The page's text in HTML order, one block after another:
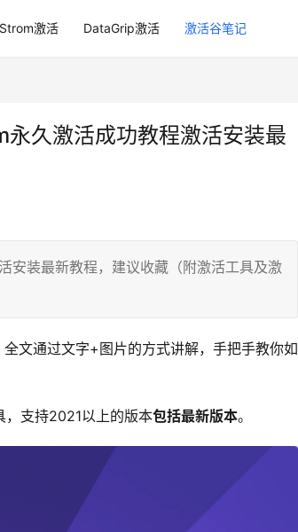
激活 DataGrip激活 激活谷笔记
久激活成功教程激活安装最
安装最新教程，建议收藏（附激活工具及激
文通过文字+图片的方式讲解，手把手教你如
支持2021以上的版本包括最新版本。